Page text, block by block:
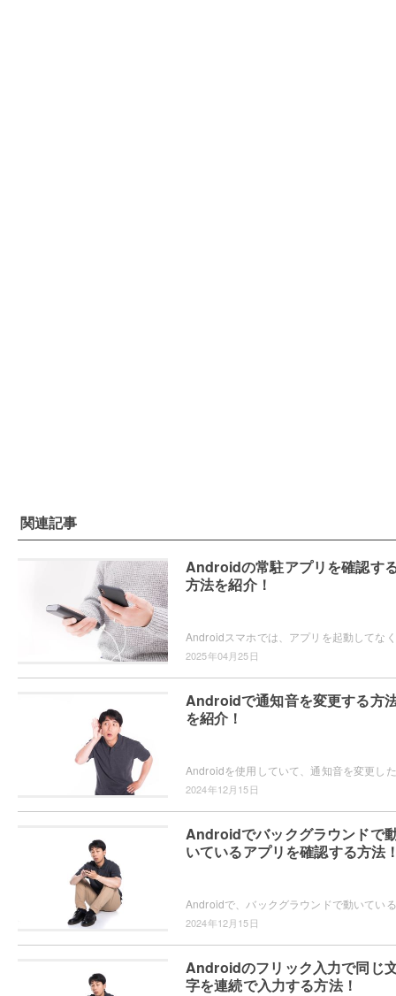
関連記事
Androidの常駐アプリを確認す
方法を紹介！
2025年04月25日
Androidで通知音を変更する方
を紹介！
2024年12月15日
Androidでバックグラウンドで
いているアプリを確認する方法
2024年12月15日
Androidのフリック入力で同じ
字を連続で入力する方法！